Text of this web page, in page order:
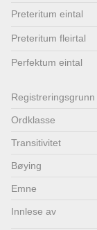
Preteritum eintal
Preteritum fleirtal
Perfektum eintal
Registrerings­grunn
Ordklasse
Transitivitet
Bøying
Emne
Innlese av
oss